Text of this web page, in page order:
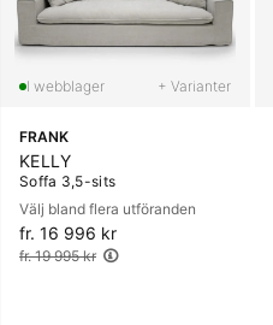
+ Varianter
FRANK
KELLY
Soffa 3,5-sits
Välj bland flera utföranden
fr. 16 996 kr
Ordinarie pris:
fr. 19 995 kr